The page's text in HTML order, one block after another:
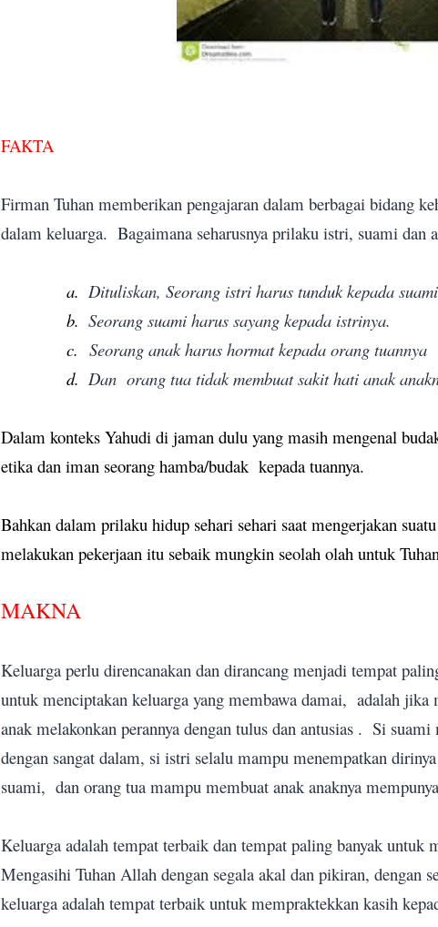
FAKTA
Firman Tuhan memberikan pengajaran dalam berbagai bidang
dalam keluarga. Bagaimana seharusnya prilaku istri, suami dan
a. Dituliskan, Seorang istri harus tunduk kepada
b. Seorang suami harus sayang kepada istrinya.
c. Seorang anak harus hormat kepada orang tuannya
d. Dan orang tua tidak membuat sakit hati anak
Dalam konteks Yahudi di jaman dulu yang masih mengenal
etika dan iman seorang hamba/budak kepada tuannya.
Bahkan dalam prilaku hidup sehari sehari saat mengerjakan
melakukan pekerjaan itu sebaik mungkin seolah olah untuk
MAKNA
Keluarga perlu direncanakan dan dirancang menjadi tempat
untuk menciptakan keluarga yang membawa damai, adalah jika
anak melakonkan perannya dengan tulus dan antusias . Si suami
dengan sangat dalam, si istri selalu mampu menempatkan
suami, dan orang tua mampu membuat anak anaknya
Keluarga adalah tempat terbaik dan tempat paling banyak untuk
Mengasihi Tuhan Allah dengan segala akal dan pikiran, dengan
keluarga adalah tempat terbaik untuk mempraktekkan kasih